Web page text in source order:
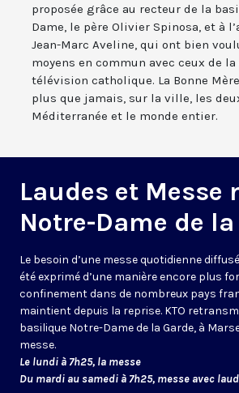
proposée grâce au recteur de la
Dame, le père Olivier Spinosa, et à
Jean-Marc Aveline, qui ont bien
moyens en commun avec ceux de
télévision catholique. La Bonne
plus que jamais, sur la ville, les
Méditerranée et le monde entier.
Laudes et Messe
Notre-Dame de la
Le besoin d’une messe quotidienne
été exprimé d’une manière encore plus
confinement dans de nombreux pays
maintient depuis la reprise. KTO
basilique Notre-Dame de la Garde, à
messe.
Le lundi à 7h25, la messe
Du mardi au samedi à 7h25, messe avec